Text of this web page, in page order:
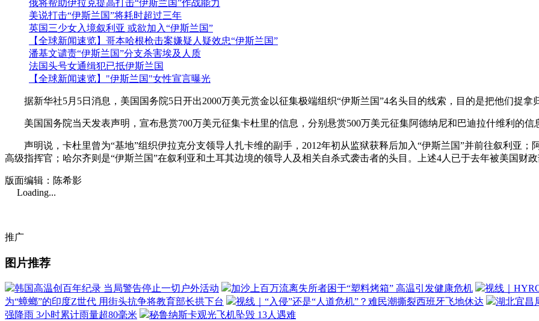
俄将帮助伊拉克提高打击“伊斯兰国”作战能力
美说打击“伊斯兰国”将耗时超过三年
英国三少女入境叙利亚 或欲加入“伊斯兰国”
【全球新闻速览】哥本哈根枪击案嫌疑人疑效忠“伊斯兰国”
潘基文谴责“伊斯兰国”分支杀害埃及人质
法国头号女通缉犯已抵伊斯兰国
【全球新闻速览】"伊斯兰国"女性宣言曝光
据新华社5月5日消息，美国国务院5日开出2000万美元赏金以征集极端组织“伊斯兰国”4名头目的线索，目的是把他们捉拿
美国国务院当天发表声明，宣布悬赏700万美元征集卡杜里的信息，分别悬赏500万美元征集阿德纳尼和巴迪拉什维利的信
声明说，卡杜里曾为“基地”组织伊拉克分支领导人扎卡维的副手，2012年初从监狱获释后加入“伊斯兰国”并前往叙利亚；
高级指挥官；哈尔齐则是“伊斯兰国”在叙利亚和土耳其边境的领导人及相关自杀式袭击者的头目。上述4人已于去年被美国财
版面编辑：陈希影
Loading...
推广
图片推荐
韩国高温创百年纪录 当局警告停止一切户外活动 加沙上百万流离失所者困于“塑料烤箱” 高温引发健康危机
视线｜
为“蟑螂”的印度Z世代 用街头抗争将教育部长拱下台
视线｜“入侵”还是“人道危机”？难民潮撕裂西班牙飞地休达
湖北宜昌
强降雨 3小时累计雨量超80毫米
秘鲁纳斯卡观光飞机坠毁 13人遇难